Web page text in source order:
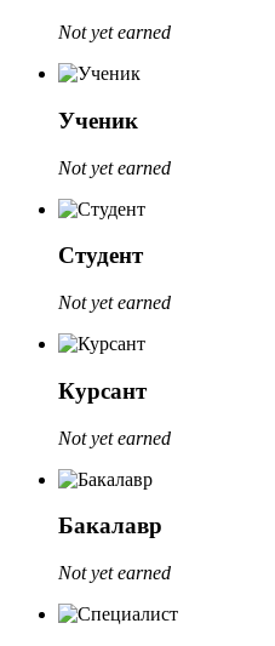
Not yet earned
Ученик
Not yet earned
Студент
Not yet earned
Курсант
Not yet earned
Бакалавр
Not yet earned